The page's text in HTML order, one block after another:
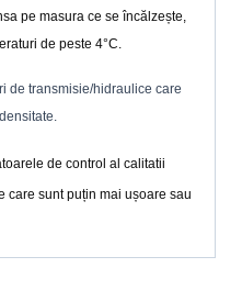
pe masura ce se încălzește,
de peste 4°C.
de transmisie/hidraulice care
de control al calitatii
care sunt puțin mai ușoare sau